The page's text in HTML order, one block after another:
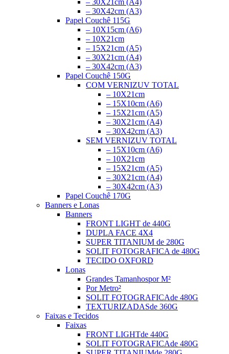
– 30X21cm (A4)
– 30X42cm (A3)
Papel Couchê 115G
– 10X15cm (A6)
– 10X21cm
– 15X21cm (A5)
– 30X21cm (A4)
– 30X42cm (A3)
Papel Couchê 150G
COM VERNIZUV TOTAL
– 10X21cm
– 15X10cm (A6)
– 15X21cm (A5)
– 30X21cm (A4)
– 30X42cm (A3)
SEM VERNIZUV TOTAL
– 15X10cm (A6)
– 10X21cm
– 15X21cm (A5)
– 30X21cm (A4)
– 30X42cm (A3)
Papel Couchê 170G
Banners e Lonas
Banners
FRONT LIGHT de 440G
DUPLA FACE 4X4
SUPER TITANIUM de 280G
SOLIT FOTOGRAFICAde 480G
TECIDO OXFORD
Lonas
Grandes Tamanhospor M²
Por Metro²
SOLIT FOTOGRAFICAde 480G
TEXTURIZADASde 360G
Faixas e Tecidos
Faixas
FRONT LIGHTde 440G
SOLIT FOTOGRAFICAde 480G